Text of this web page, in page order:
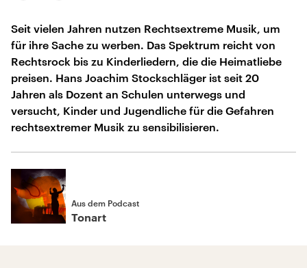
Seit vielen Jahren nutzen Rechtsextreme Musik, um
für ihre Sache zu werben. Das Spektrum reicht von
Rechtsrock bis zu Kinderliedern, die die Heimatliebe
preisen. Hans Joachim Stockschläger ist seit 20
Jahren als Dozent an Schulen unterwegs und
versucht, Kinder und Jugendliche für die Gefahren
rechtsextremer Musik zu sensibilisieren.
Aus dem Podcast
Tonart